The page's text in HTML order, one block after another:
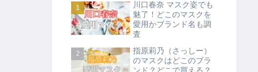
川口春奈 マスク姿でも
魅了！どこのマスクを
愛用かブランド名も調
査
指原莉乃（さっしー）
のマスクはどこのブラ
ンド？どこで買える？